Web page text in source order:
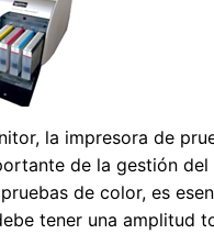
la impresora de
de la gestión del
de color, es
tener una amplitud